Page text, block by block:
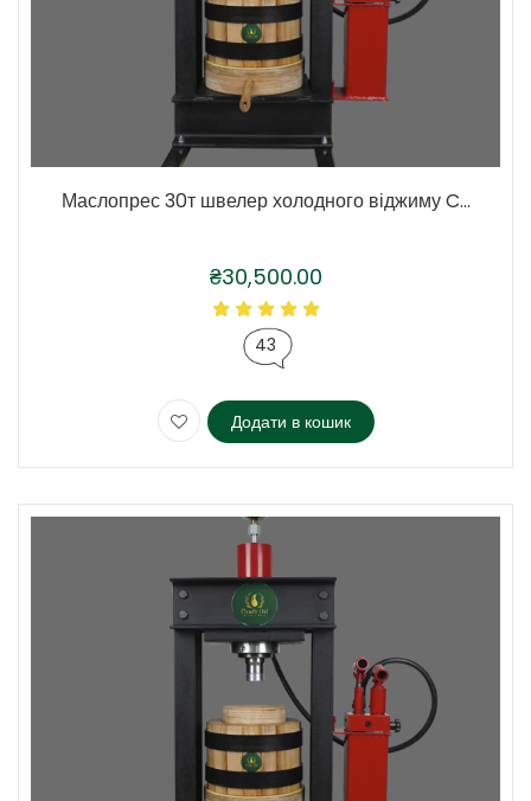
Маслопрес 30т швелер холодного віджиму C...
₴30,500.00
43
Додати в кошик